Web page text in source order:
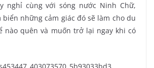
nghỉ cùng với sóng nước Ninh Chữ,
biển những cảm giác đó sẽ làm cho du
nào quên và muốn trở lại ngay khi có